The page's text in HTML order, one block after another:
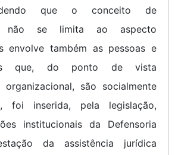
que o conceito de
não se limita ao aspecto
envolve também as pessoas e
que, do ponto de vista
são socialmente
foi inserida, pela legislação,
institucionais da Defensoria
da assistência jurídica